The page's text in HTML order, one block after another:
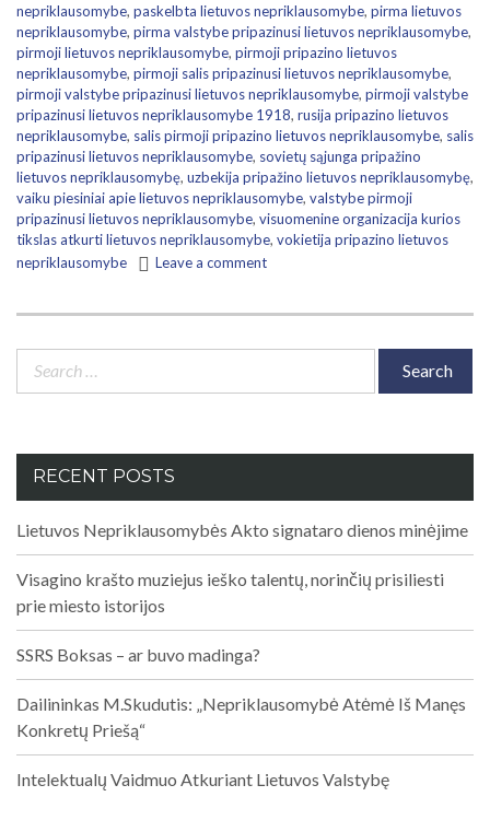
nepriklausomybe, paskelbta lietuvos nepriklausomybe, pirma lietuvos
nepriklausomybe, pirma valstybe pripazinusi lietuvos nepriklausomybe,
pirmoji lietuvos nepriklausomybe, pirmoji pripazino lietuvos
nepriklausomybe, pirmoji salis pripazinusi lietuvos nepriklausomybe,
pirmoji valstybe pripazinusi lietuvos nepriklausomybe, pirmoji valstybe
pripazinusi lietuvos nepriklausomybe 1918, rusija pripazino lietuvos
nepriklausomybe, salis pirmoji pripazino lietuvos nepriklausomybe, salis
pripazinusi lietuvos nepriklausomybe, sovietų sąjunga pripažino
lietuvos nepriklausomybę, uzbekija pripažino lietuvos nepriklausomybę,
vaiku piesiniai apie lietuvos nepriklausomybe, valstybe pirmoji
pripazinusi lietuvos nepriklausomybe, visuomenine organizacija kurios
tikslas atkurti lietuvos nepriklausomybe, vokietija pripazino lietuvos
nepriklausomybe
Leave a comment
Search
RECENT POSTS
Lietuvos Nepriklausomybės Akto signataro dienos minėjime
Visagino krašto muziejus ieško talentų, norinčių prisiliesti
prie miesto istorijos
SSRS Boksas – ar buvo madinga?
Dailininkas M.Skudutis: „Nepriklausomybė Atėmė Iš Manęs
Konkretų Priešą“
Intelektualų Vaidmuo Atkuriant Lietuvos Valstybę